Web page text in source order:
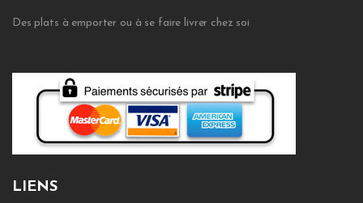
Des plats à emporter ou à se faire livrer chez soi
LIENS